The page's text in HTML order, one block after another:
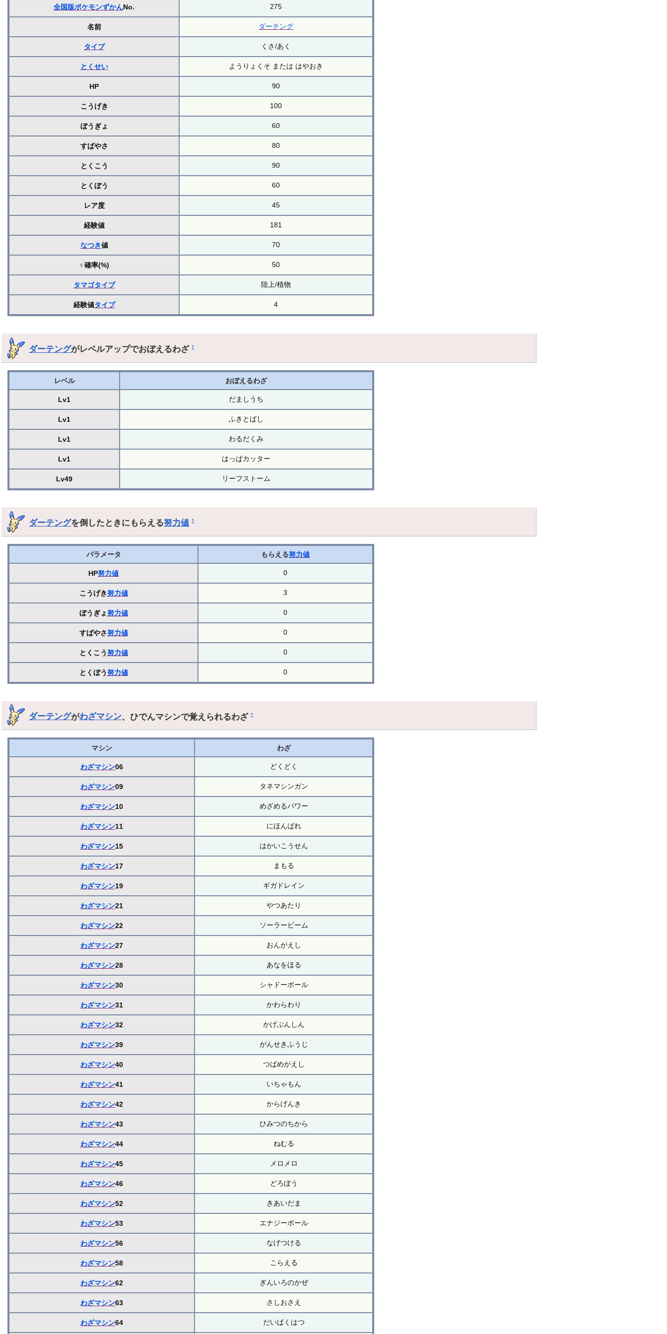
全国版ポケモンずかんNo. 275
名前 ダーテング
タイプ くさ/あく
とくせい ようりょくそ または はやおき
HP 90
こうげき 100
ぼうぎょ 60
すばやさ 80
とくこう 90
とくぼう 60
レア度 45
経験値 181
なつき値 70
♀確率(%) 50
タマゴタイプ 陸上/植物
経験値タイプ 4
ダーテングがレベルアップでおぼえるわざ†
レベル おぼえるわざ
Lv1 だましうち
Lv1 ふきとばし
Lv1 わるだくみ
Lv1 はっぱカッター
Lv49 リーフストーム
ダーテングを倒したときにもらえる努力値 †
パラメータ もらえる努力値
HP努力値 0
こうげき努力値 3
ぼうぎょ努力値 0
すばやさ努力値 0
とくこう努力値 0
とくぼう努力値 0
ダーテングがわざマシン、ひでんマシンで覚えられるわざ†
マシン わざ
わざマシン06 どくどく
わざマシン09 タネマシンガン
わざマシン10 めざめるパワー
わざマシン11 にほんばれ
わざマシン15 はかいこうせん
わざマシン17 まもる
わざマシン19 ギガドレイン
わざマシン21 やつあたり
わざマシン22 ソーラービーム
わざマシン27 おんがえし
わざマシン28 あなをほる
わざマシン30 シャドーボール
わざマシン31 かわらわり
わざマシン32 かげぶんしん
わざマシン39 がんせきふうじ
わざマシン40 つばめがえし
わざマシン41 いちゃもん
わざマシン42 からげんき
わざマシン43 ひみつのちから
わざマシン44 ねむる
わざマシン45 メロメロ
わざマシン46 どろぼう
わざマシン52 きあいだま
わざマシン53 エナジーボール
わざマシン56 なげつける
わざマシン58 こらえる
わざマシン62 ぎんいろのかぜ
わざマシン63 さしおさえ
わざマシン64 だいばくはつ